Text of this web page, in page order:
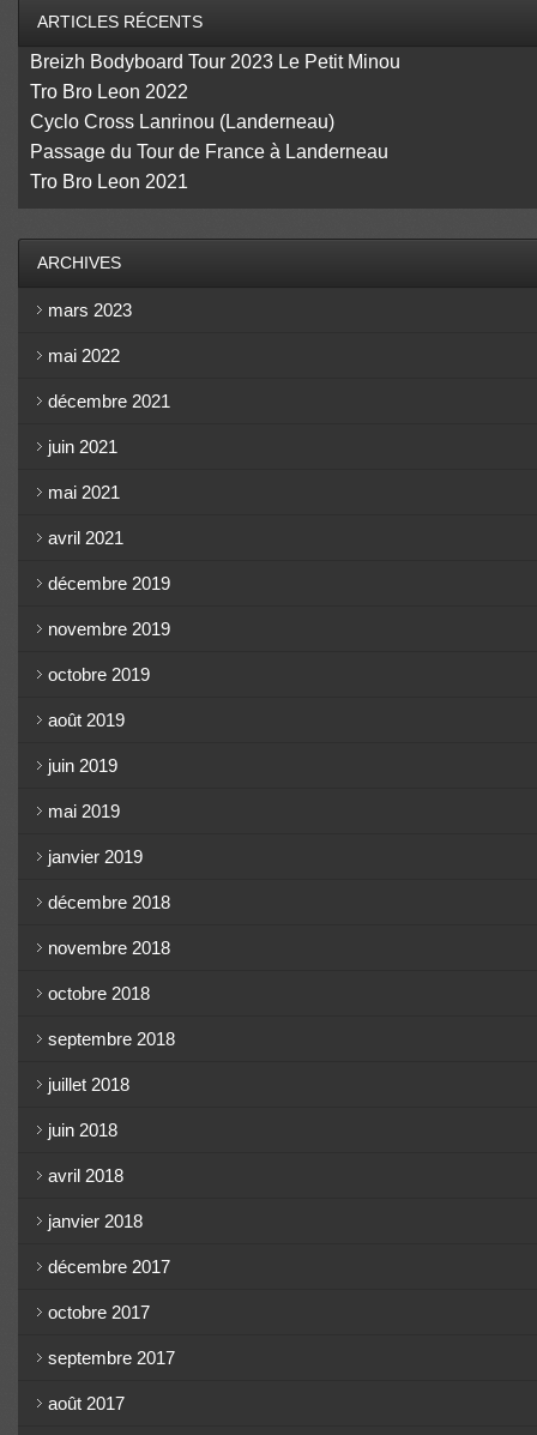
ARTICLES RÉCENTS
Breizh Bodyboard Tour 2023 Le Petit Minou
Tro Bro Leon 2022
Cyclo Cross Lanrinou (Landerneau)
Passage du Tour de France à Landerneau
Tro Bro Leon 2021
ARCHIVES
mars 2023
mai 2022
décembre 2021
juin 2021
mai 2021
avril 2021
décembre 2019
novembre 2019
octobre 2019
août 2019
juin 2019
mai 2019
janvier 2019
décembre 2018
novembre 2018
octobre 2018
septembre 2018
juillet 2018
juin 2018
avril 2018
janvier 2018
décembre 2017
octobre 2017
septembre 2017
août 2017